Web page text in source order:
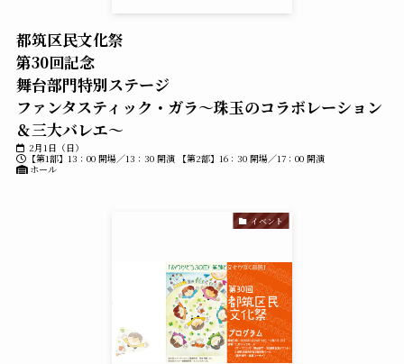
都筑区民文化祭
第30回記念
舞台部門特別ステージ
ファンタスティック・ガラ～珠玉のコラボレーション
＆三大バレエ～
2月1日（日）
【第1部】13：00 開場／13：30 開演 【第2部】16：30 開場／17：00 開演
ホール
イベント